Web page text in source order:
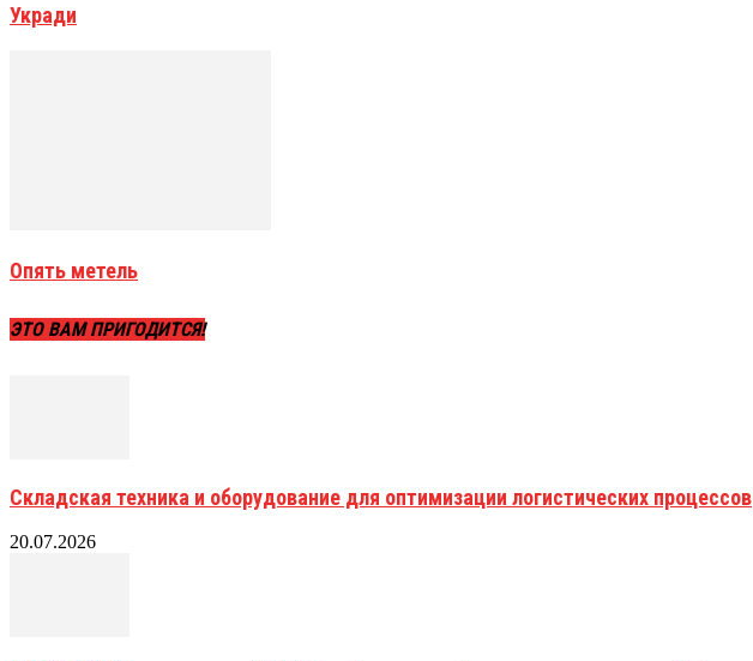
Укради
Опять метель
ЭТО ВАМ ПРИГОДИТСЯ!
Складская техника и оборудование для оптимизации логистических процессов
20.07.2026